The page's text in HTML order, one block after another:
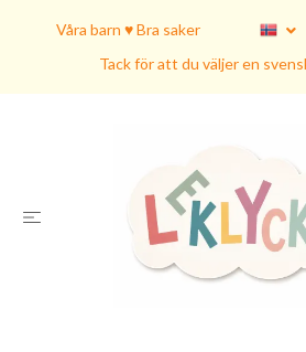
Våra barn ♥ Bra saker
Tack för att du väljer en